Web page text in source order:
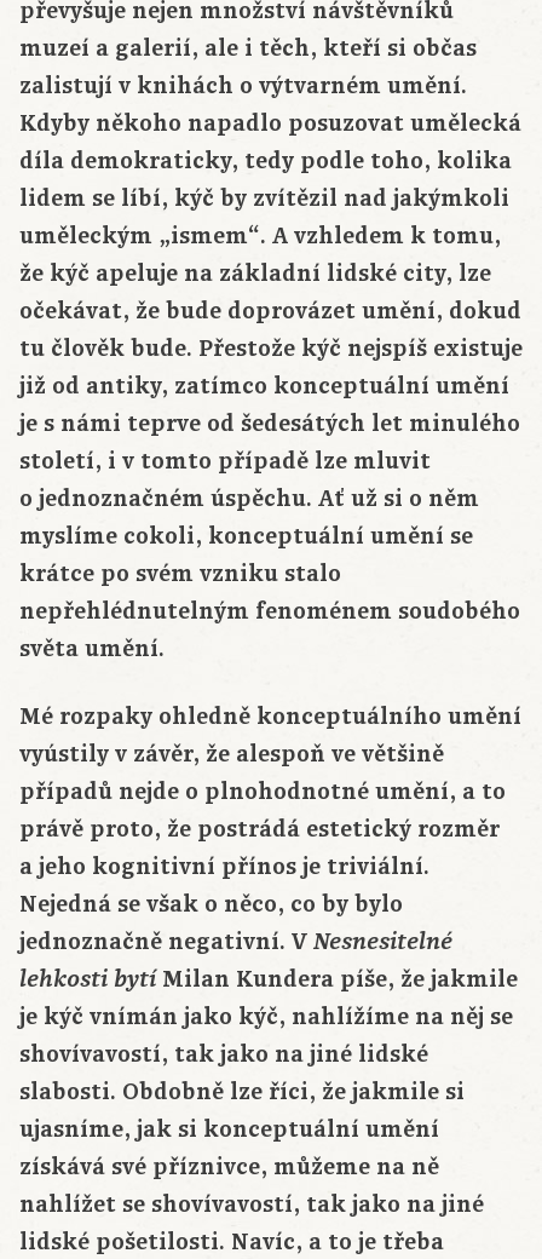
převyšuje nejen množství návštěvníků
muzeí a galerií, ale i těch, kteří si občas
zalistují v knihách o výtvarném umění.
Kdyby někoho napadlo posuzovat umělecká
díla demokraticky, tedy podle toho, kolika
lidem se líbí, kýč by zvítězil nad jakýmkoli
uměleckým „ismem“. A vzhledem k tomu,
že kýč apeluje na základní lidské city, lze
očekávat, že bude doprovázet umění, dokud
tu člověk bude. Přestože kýč nejspíš existuje
již od antiky, zatímco konceptuální umění
je s námi teprve od šedesátých let minulého
století, i v tomto případě lze mluvit
o jednoznačném úspěchu. Ať už si o něm
myslíme cokoli, konceptuální umění se
krátce po svém vzniku stalo
nepřehlédnutelným fenoménem soudobého
světa umění.
Mé rozpaky ohledně konceptuálního umění
vyústily v závěr, že alespoň ve většině
případů nejde o plnohodnotné umění, a to
právě proto, že postrádá estetický rozměr
a jeho kognitivní přínos je triviální.
Nejedná se však o něco, co by bylo
jednoznačně negativní. V Nesnesitelné
lehkosti bytíMilan Kundera píše, že jakmile
je kýč vnímán jako kýč, nahlížíme na něj se
shovívavostí, tak jako na jiné lidské
slabosti. Obdobně lze říci, že jakmile si
ujasníme, jak si konceptuální umění
získává své příznivce, můžeme na ně
nahlížet se shovívavostí, tak jako na jiné
lidské pošetilosti. Navíc, a to je třeba